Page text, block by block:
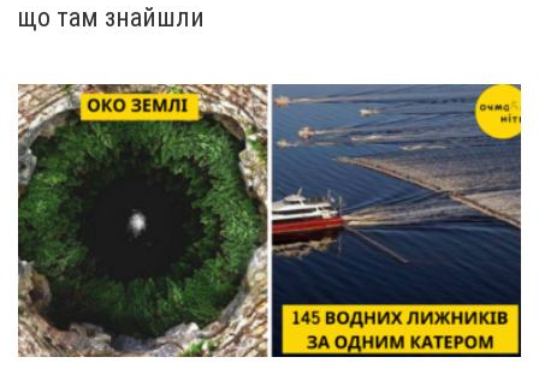
що там знайшли